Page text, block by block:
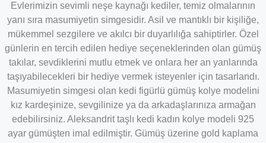
Evlerimizin sevimli neşe kaynağı kediler, temiz olmalarının
yanı sıra masumiyetin simgesidir. Asil ve mantıklı bir kişiliğe,
mükemmel sezgilere ve akılcı bir duyarlılığa sahiptirler. Özel
günlerin en tercih edilen hediye seçeneklerinden olan gümüş
takılar, sevdiklerini mutlu etmek ve onlara her an yanlarında
taşıyabilecekleri bir hediye vermek isteyenler için tasarlandı.
Masumiyetin simgesi olan kedi figürlü gümüş kolye modelini
kız kardeşinize, sevgilinize ya da arkadaşlarınıza armağan
edebilirsiniz. Aleksandrit taşlı kedi kadın kolye modeli 925
ayar gümüşten imal edilmiştir. Gümüş üzerine gold kaplama